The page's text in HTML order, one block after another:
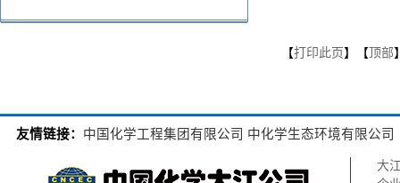
【打印此页 】【 顶部
友情链接： 中国化学工程集团有限公司 中化学生态环境有限公司
大